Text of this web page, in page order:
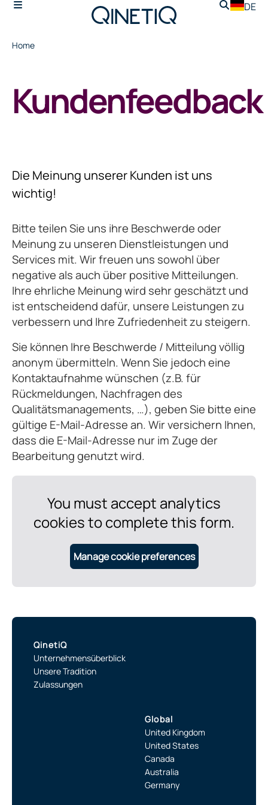
DE
Home
Kundenfeedback
Die Meinung unserer Kunden ist uns
wichtig!
Bitte teilen Sie uns ihre Beschwerde oder
Meinung zu unseren Dienstleistungen und
Services mit. Wir freuen uns sowohl über
negative als auch über positive Mitteilungen.
Ihre ehrliche Meinung wird sehr geschätzt und
ist entscheidend dafür, unsere Leistungen zu
verbessern und Ihre Zufriedenheit zu steigern.
Sie können Ihre Beschwerde / Mitteilung völlig
anonym übermitteln. Wenn Sie jedoch eine
Kontaktaufnahme wünschen (z.B. für
Rückmeldungen, Nachfragen des
Qualitätsmanagements, …), geben Sie bitte eine
gültige E-Mail-Adresse an. Wir versichern Ihnen,
dass die E-Mail-Adresse nur im Zuge der
Bearbeitung genutzt wird.
You must accept analytics
cookies to complete this form.
Manage cookie preferences
QinetiQ
Unternehmensüberblick
Unsere Tradition
Zulassungen
Global
United Kingdom
United States
Canada
Australia
Germany